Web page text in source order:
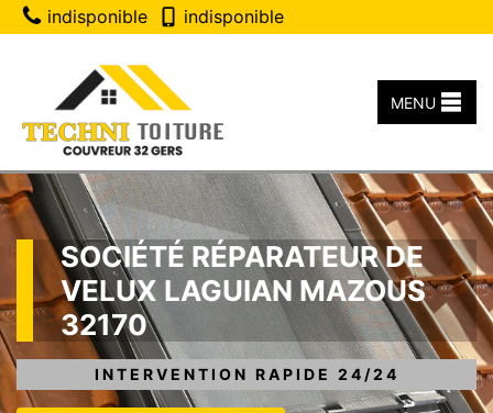
indisponible indisponible
MENU
SOCIÉTÉ RÉPARATEUR DE
VELUX LAGUIAN MAZOUS
32170
INTERVENTION RAPIDE 24/24